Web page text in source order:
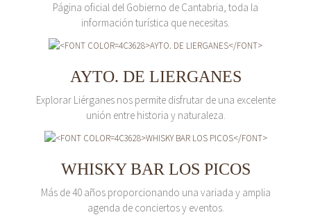
Página oficial del Gobierno de Cantabria, toda la
información turística que necesitas.
AYTO. DE LIERGANES
Explorar Liérganes nos permite disfrutar de una excelente
unión entre historia y naturaleza.
WHISKY BAR LOS PICOS
Más de 40 años proporcionando una variada y amplia
agenda de conciertos y eventos.